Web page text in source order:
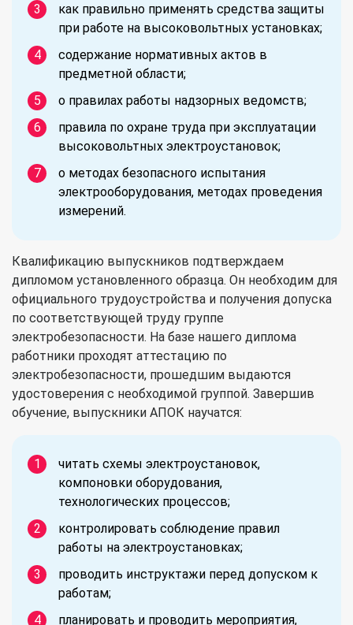
как правильно применять средства защиты
при работе на высоковольтных установках;
содержание нормативных актов в
предметной области;
о правилах работы надзорных ведомств;
правила по охране труда при эксплуатации
высоковольтных электроустановок;
о методах безопасного испытания
электрооборудования, методах проведения
измерений.
Квалификацию выпускников подтверждаем
дипломом установленного образца. Он необходим для
официального трудоустройства и получения допуска
по соответствующей труду группе
электробезопасности. На базе нашего диплома
работники проходят аттестацию по
электробезопасности, прошедшим выдаются
удостоверения с необходимой группой. Завершив
обучение, выпускники АПОК научатся:
читать схемы электроустановок,
компоновки оборудования,
технологических процессов;
контролировать соблюдение правил
работы на электроустановках;
проводить инструктажи перед допуском к
работам;
планировать и проводить мероприятия,